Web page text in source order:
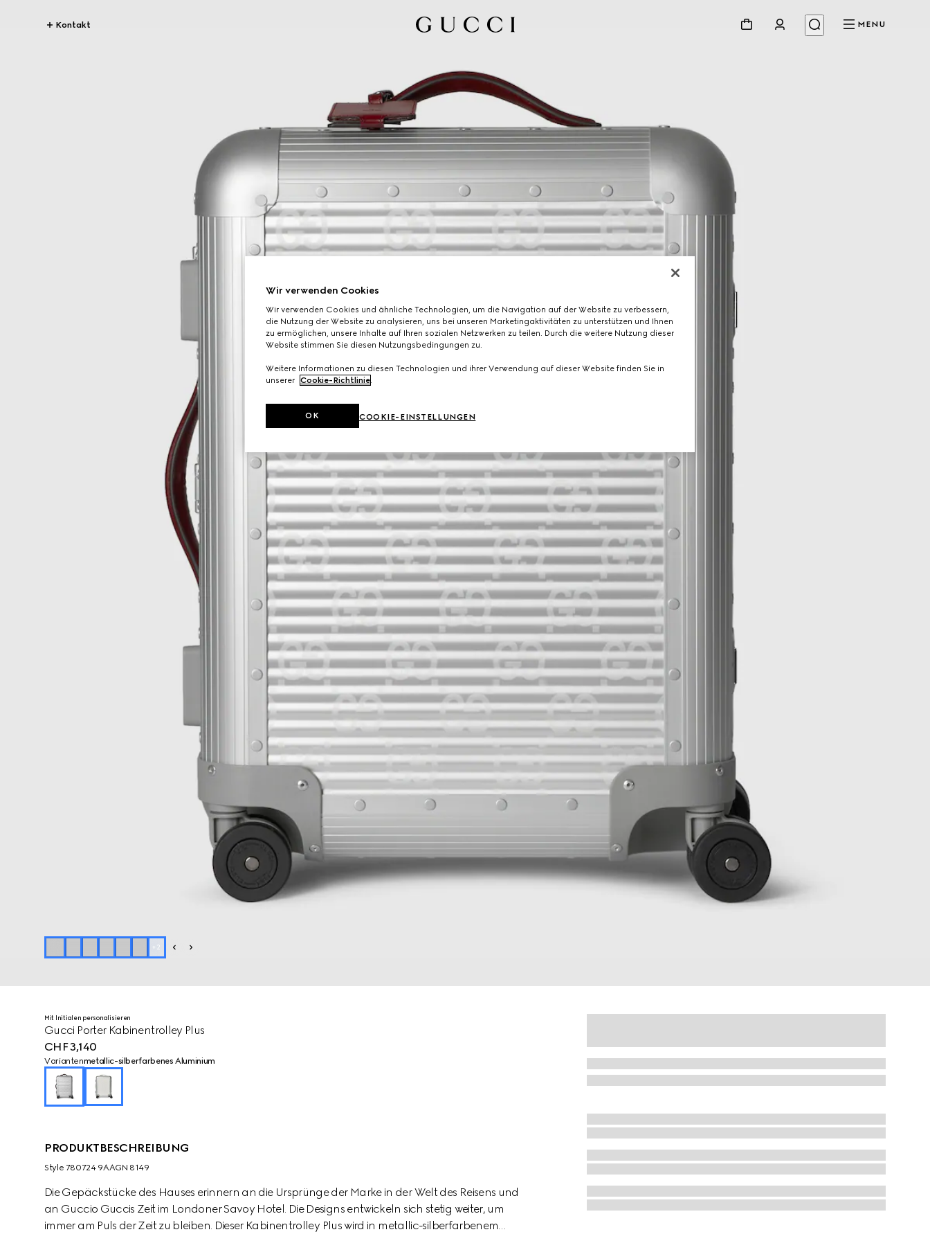
Kontakt MENU
+ 2
Mit Initialen personalisieren
Gucci Porter Kabinentrolley Plus
CHF 3,140
Variantenmetallic-silberfarbenes Aluminium
PRODUKTBESCHREIBUNG
Style ‎780724 9AAGN 8149
Die Gepäckstücke des Hauses erinnern an die Ursprünge der Marke in der Welt des Reisens und
an Guccio Guccis Zeit im Londoner Savoy Hotel. Die Designs entwickeln sich stetig weiter, um
immer am Puls der Zeit zu bleiben. Dieser Kabinentrolley Plus wird in metallic-silberfarbenem
Wir verwenden Cookies
Wir verwenden Cookies und ähnliche Technologien, um die Navigation auf der Website zu verbessern,
die Nutzung der Website zu analysieren, uns bei unseren Marketingaktivitäten zu unterstützen und Ihnen
zu ermöglichen, unsere Inhalte auf Ihren sozialen Netzwerken zu teilen. Durch die weitere Nutzung dieser
Website stimmen Sie diesen Nutzungsbedingungen zu.
Weitere Informationen zu diesen Technologien und ihrer Verwendung auf dieser Website finden Sie in
unserer Cookie-Richtlinie.
COOKIE-EINSTELLUNGEN
OK